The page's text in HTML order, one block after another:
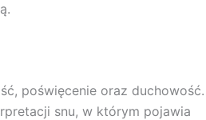
poświęcenie oraz duchowość.
snu, w którym pojawia